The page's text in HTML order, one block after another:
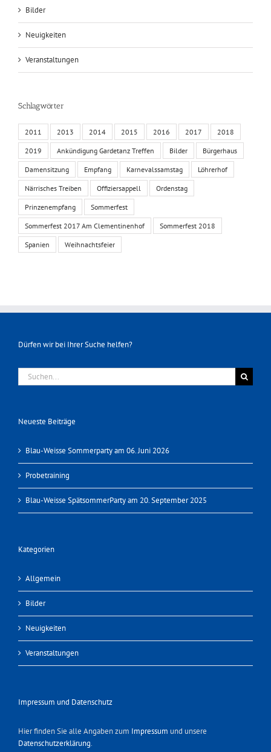
Bilder
Neuigkeiten
Veranstaltungen
Schlagwörter
2011 2013 2014 2015 2016 2017 2018
2019 Ankündigung Gardetanz Treffen Bilder Bürgerhaus
Damensitzung Empfang Karnevalssamstag Löhrerhof
Närrisches Treiben Offiziersappell Ordenstag
Prinzenempfang Sommerfest
Sommerfest 2017 Am Clementinenhof Sommerfest 2018
Spanien Weihnachtsfeier
Dürfen wir bei Ihrer Suche helfen?
Suche
nach:
Neueste Beiträge
Blau-Weisse Sommerparty am 06. Juni 2026
Probetraining
Blau-Weisse SpätsommerParty am 20. September 2025
Kategorien
Allgemein
Bilder
Neuigkeiten
Veranstaltungen
Impressum und Datenschutz
Hier finden Sie alle Angaben zum Impressum und unsere
Datenschutzerklärung.